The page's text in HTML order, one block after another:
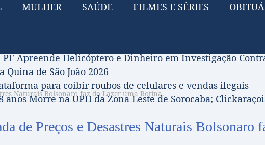
MULHER SAÚDE FILMES E SÉRIES
PF Apreende Helicóptero e Dinheiro em Investigação
Quina de São João 2026
para coibir roubos de celulares e vendas ilegais
anos Morre na UPH da Zona Leste de Sorocaba;
Naturais Bolsonaro faz do Lazer uma Rotina.
de Preços e Desastres Naturais Bolsonaro